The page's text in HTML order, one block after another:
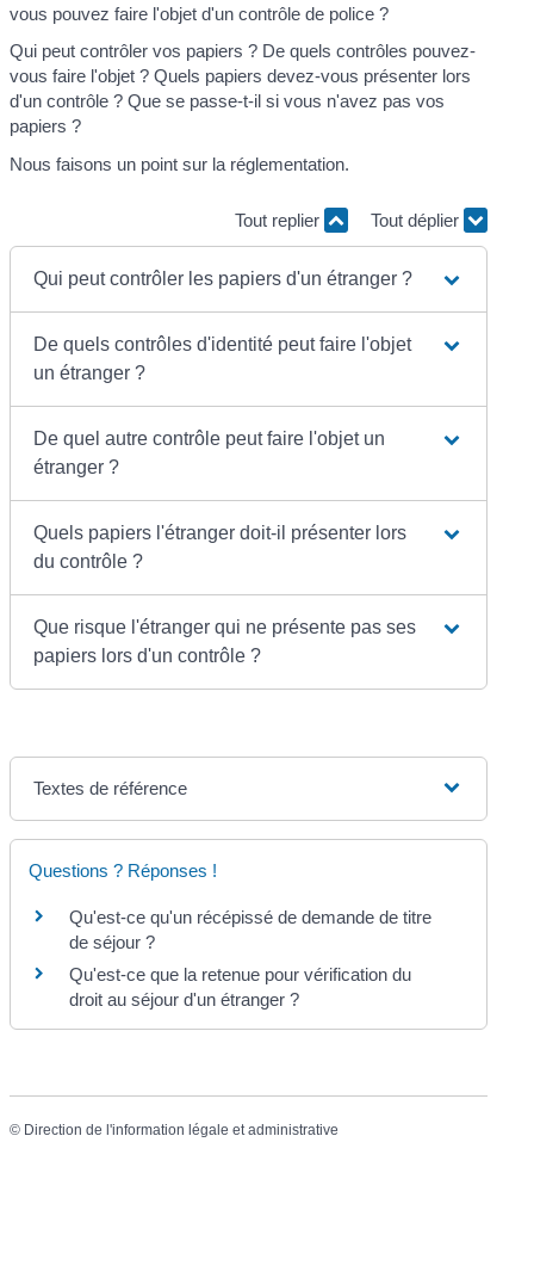
vous pouvez faire l'objet d'un contrôle de police ?
Qui peut contrôler vos papiers ? De quels contrôles pouvez-
vous faire l'objet ? Quels papiers devez-vous présenter lors
d'un contrôle ? Que se passe-t-il si vous n'avez pas vos
papiers ?
Nous faisons un point sur la réglementation.
Tout replier Tout déplier
Qui peut contrôler les papiers d'un étranger ?
De quels contrôles d'identité peut faire l'objet
un étranger ?
De quel autre contrôle peut faire l'objet un
étranger ?
Quels papiers l'étranger doit-il présenter lors
du contrôle ?
Que risque l'étranger qui ne présente pas ses
papiers lors d'un contrôle ?
Textes de référence
Questions ? Réponses !
Qu'est-ce qu'un récépissé de demande de titre
de séjour ?
Qu'est-ce que la retenue pour vérification du
droit au séjour d'un étranger ?
© Direction de l'information légale et administrative